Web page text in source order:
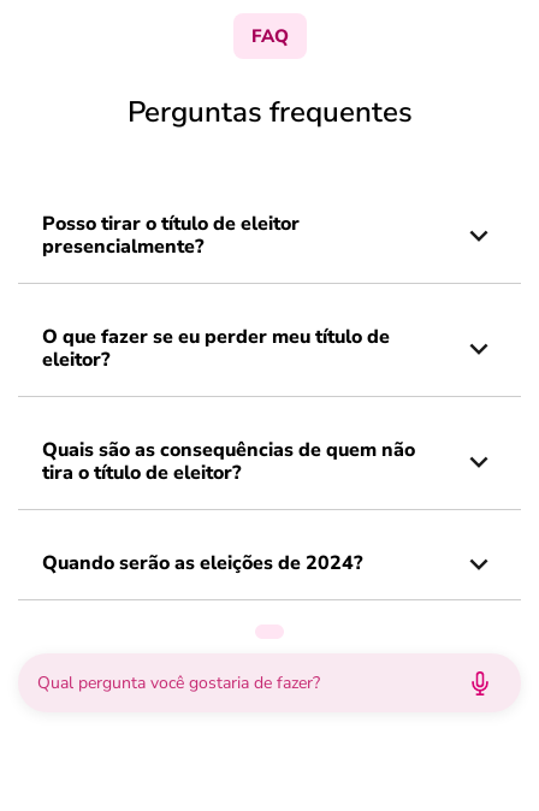
FAQ
Perguntas frequentes
Posso tirar o título de eleitor
presencialmente?
O que fazer se eu perder meu título de
eleitor?
Quais são as consequências de quem não
tira o título de eleitor?
Quando serão as eleições de 2024?